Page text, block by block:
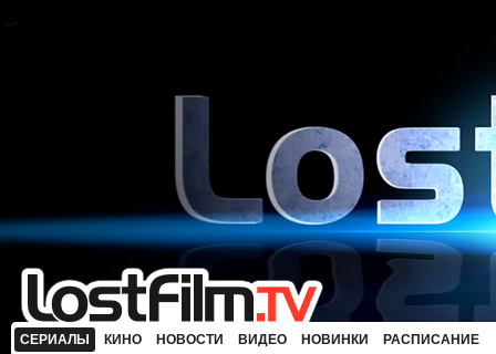
СЕРИАЛЫ КИНО НОВОСТИ ВИДЕО НОВИНКИ РАСПИСАНИЕ